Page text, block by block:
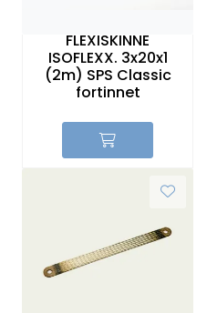
FLEXISKINNE
ISOFLEXX. 3x20x1
(2m) SPS Classic
fortinnet